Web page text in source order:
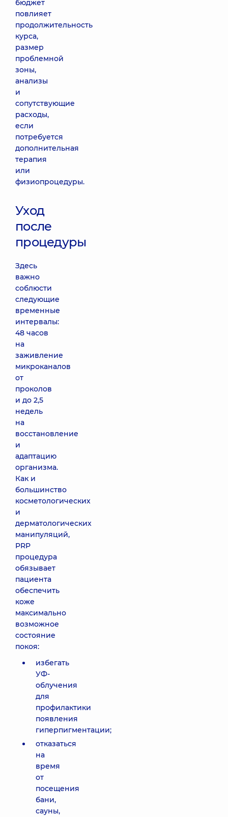
бюджет
повлияет
продолжительность
курса,
размер
проблемной
зоны,
анализы
и
сопутствующие
расходы,
если
потребуется
дополнительная
терапия
или
физиопроцедуры.
Уход
после
процедуры
Здесь
важно
соблюсти
следующие
временные
интервалы:
48 часов
на
заживление
микроканалов
от
проколов
и до 2,5
недель
на
восстановление
и
адаптацию
организма.
Как и
большинство
косметологических
и
дерматологических
манипуляций,
PRP
процедура
обязывает
пациента
обеспечить
коже
максимально
возможное
состояние
покоя:
избегать
УФ-
облучения
для
профилактики
появления
гиперпигментации;
отказаться
на
время
от
посещения
бани,
сауны,